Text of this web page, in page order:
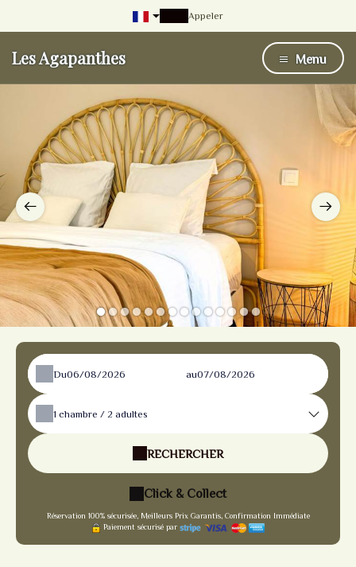
Appeler
Les Agapanthes Menu
1 2 3 5 6 12 13 14
Du au
1 chambre / 2 adultes
RECHERCHER
Click & Collect
Réservation 100% sécurisée, Meilleurs Prix Garantis, Confirmation Immédiate
Paiement sécurisé par